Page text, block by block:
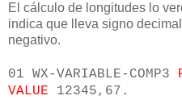
El cálculo de longitudes lo
indica que lleva signo
negativo.
01 WX-VARIABLE-COMP3
VALUE 12345,67.